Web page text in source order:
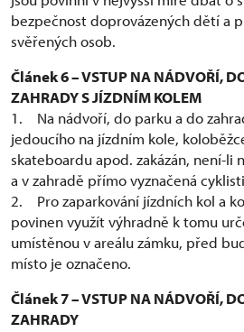
bezpečnost doprovázených dětí a
svěřených osob.
Článek 6 – VSTUP NA NÁDVOŘÍ,
ZAHRADY S JÍZDNÍM KOLEM
1. Na nádvoří, do parku a do
jedoucího na jízdním kole,
skateboardu apod. zakázán, není-li
a v zahradě přímo vyznačená
2. Pro zaparkování jízdních kol a
povinen využít výhradně k tomu
umístěnou v areálu zámku, před
místo je označeno.
Článek 7 – VSTUP NA NÁDVOŘÍ,
ZAHRADY